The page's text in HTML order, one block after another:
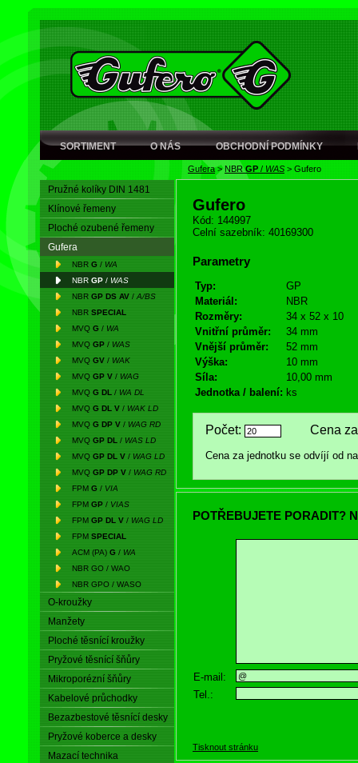
SORTIMENT O NÁS OBCHODNÍ PODMÍNKY
Gufera> NBRGP / WAS > Gufero
Pružné kolíky DIN 1481
Klínové řemeny
Ploché ozubené řemeny
Gufera
NBR G / WA
NBR GP / WAS
NBR GP DS AV / A/BS
NBR SPECIAL
MVQ G / WA
MVQ GP / WAS
MVQ GV / WAK
MVQ GP V / WAG
MVQ G DL / WA DL
MVQ G DL V / WAK LD
MVQ G DP V / WAG RD
MVQ GP DL / WAS LD
MVQ GP DL V / WAG LD
MVQ GP DP V / WAG RD
FPM G / VIA
FPM GP / VIAS
FPM GP DL V / WAG LD
FPM SPECIAL
ACM (PA) G / WA
NBR GO / WAO
NBR GPO / WASO
O-kroužky
Manžety
Ploché těsnící kroužky
Pryžové těsnící šňůry
Mikroporézní šňůry
Kabelové průchodky
Bezazbestové těsnící desky
Pryžové koberce a desky
Mazací technika
Gufero
Kód: 144997
Celní sazebník: 40169300
Parametry
Typ:
GP
Materiál:
NBR
Rozměry:
34 x 52 x 10
Vnitřní průměr:
34 mm
Vnější průměr:
52 mm
Výška:
10 mm
Síla:
10,00 mm
Jednotka / balení: ks
Počet: Cena za
Cena za jednotku se odvíjí od
POTŘEBUJETE PORADIT?
E-mail:
Tel.:
Tisknout stránku